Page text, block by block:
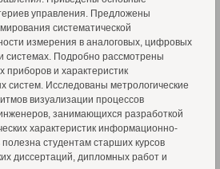
управления. Предложены
систематической
измерения в аналоговых, цифровых
системах. Подробно рассмотрены
приборов и характеристик
систем. Исследованы метрологические
визуализации процессов
занимающихся разработкой
характеристик информационно-
студентам старших курсов
диссертаций, дипломных работ и